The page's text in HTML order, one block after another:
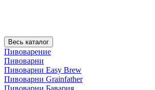
Весь каталог
Пивоварение
Пивоварни
Пивоварни Easy Brew
Пивоварни Grainfather
Пивоварни Бавария